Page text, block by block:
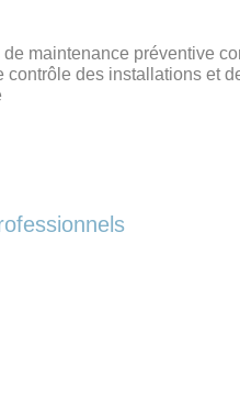
maintenance préventive
des installations et